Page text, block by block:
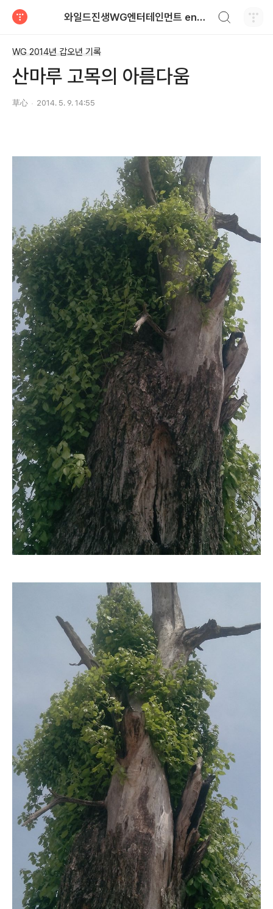
와일드진생WG엔터테인먼트 entertainment
WG 2014년 갑오년 기록
산마루 고목의 아름다움
草心 2014. 5. 9. 14:55